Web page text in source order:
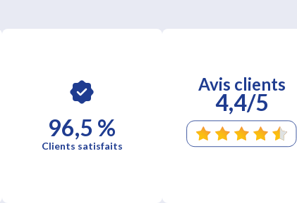
96,5 %
Clients satisfaits
Avis clients
4,4/5